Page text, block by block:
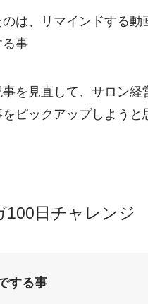
は、リマインドする動
る事
を見直して、サロン経
ピックアップしようと
100日チャレンジ
する事